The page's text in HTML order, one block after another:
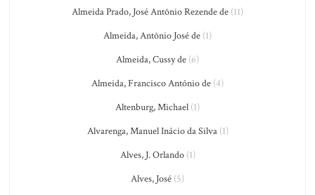
Almeida Prado, José Antônio Rezende de (11)
Almeida, Antônio José de (1)
Almeida, Cussy de (6)
Almeida, Francisco António de (4)
Altenburg, Michael (1)
Alvarenga, Manuel Inácio da Silva(1)
Alves, J. Orlando(1)
Alves, José (5)